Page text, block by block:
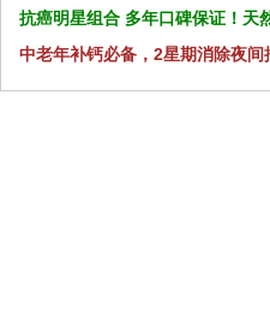
抗癌明星组合 多年口碑保证！天
中老年补钙必备，2星期消除夜